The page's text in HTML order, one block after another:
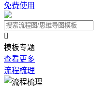
免费使用

模板专题
查看更多
流程梳理